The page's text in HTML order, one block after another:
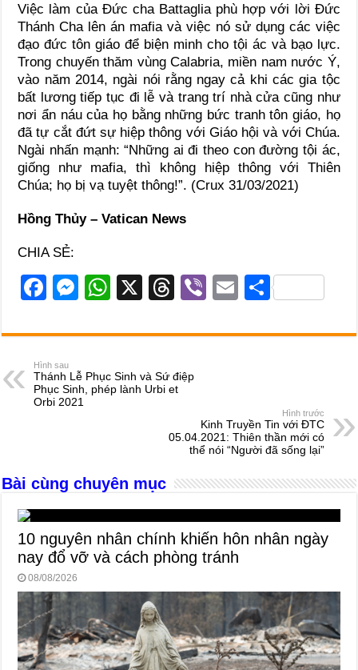
Việc làm của Đức cha Battaglia phù hợp với lời Đức
Thánh Cha lên án mafia và việc nó sử dụng các việc
đạo đức tôn giáo để biện minh cho tội ác và bạo lực.
Trong chuyến thăm vùng Calabria, miền nam nước Ý,
vào năm 2014, ngài nói rằng ngay cả khi các gia tộc
bất lương tiếp tục đi lễ và trang trí nhà cửa cũng như
nơi ẩn náu của họ bằng những bức tranh tôn giáo, họ
đã tự cắt đứt sự hiệp thông với Giáo hội và với Chúa.
Ngài nhấn mạnh: “Những ai đi theo con đường tội ác,
giống như mafia, thì không hiệp thông với Thiên
Chúa; họ bị vạ tuyệt thông!”. (Crux 31/03/2021)
Hồng Thủy – Vatican News
CHIA SẺ:
F
c
e
b
o
M
ss
e
n
g
W
at
A
X
T
e
d
Vi
er
E
ail
S
ar
Hình sau
Thánh Lễ Phục Sinh và Sứ điệp
Phục Sinh, phép lành Urbi et
Orbi 2021
Hình trước
Kinh Truyền Tin với ĐTC
05.04.2021: Thiên thần mới có
thể nói “Người đã sống lại”
Bài cùng chuyên mục
10 nguyên nhân chính khiến hôn nhân ngày
nay đổ vỡ và cách phòng tránh
08/08/2026